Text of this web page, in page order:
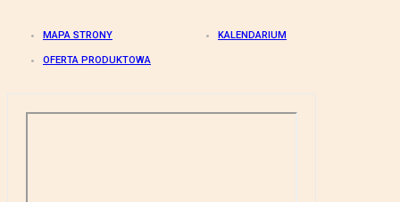
MAPA STRONY KALENDARIUM
OFERTA PRODUKTOWA